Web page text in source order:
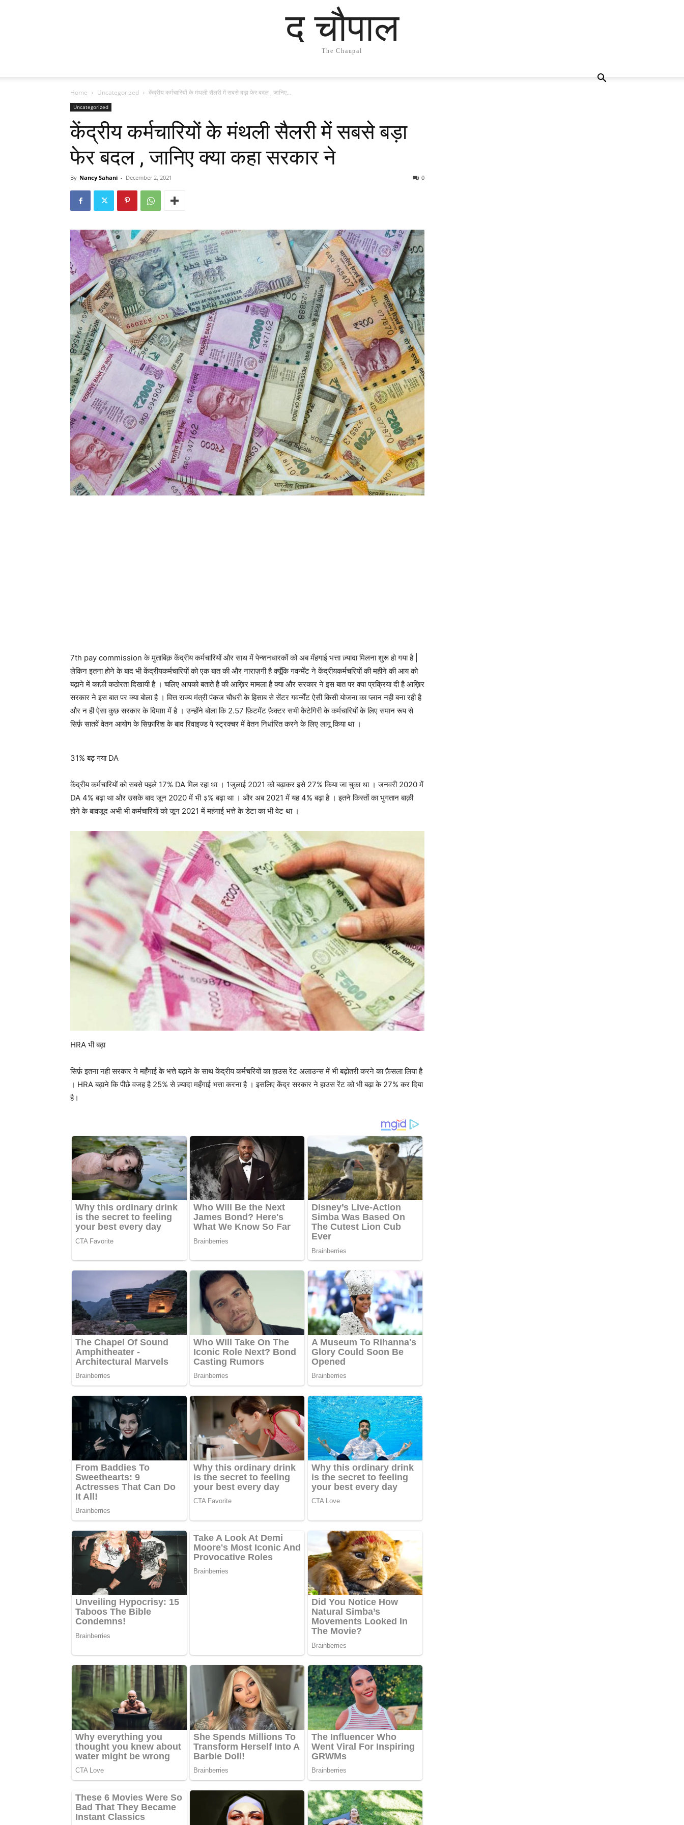
द चौपाल
The Chaupal
Home Uncategorized केंद्रीय कर्मचारियों के मंथली सैलरी में सबसे बड़ा फेर बदल , जानिए...
Uncategorized
केंद्रीय कर्मचारियों के मंथली सैलरी में सबसे बड़ा
फेर बदल , जानिए क्या कहा सरकार ने
By Nancy Sahani - December 2, 2021 0
7th pay commission के मुताबिक़ केंद्रीय कर्मचारियों और साथ में पेन्शनधारकों को अब मँहगाई भत्ता ज़्यादा मिलना शुरू हो गया है |
लेकिन इतना होने के बाद भी केंद्रीयकर्मचारियों को एक बात की और नाराज़गी है क्यूँकि गवर्न्मेंट ने केंद्रीयकर्मचरियों की महीने की आय को
बढ़ाने में काफ़ी कठोरता दिखायी है । चलिए आपको बताते है की आख़िर मामला है क्या और सरकार ने इस बात पर क्या प्रक्रिया दी है आख़िर
सरकार ने इस बात पर क्या बोला है । वित्त राज्य मंत्री पंकज चौधरी के हिसाब से सेंटर गवर्न्मेंट ऐसी किसी योजना का प्लान नही बना रही है
और न ही ऐसा कुछ सरकार के दिमाग़ में है । उन्होंने बोला कि 2.57 फ़िटमेंट फ़ैक्टर सभी कैटेगिरी के कर्मचारियों के लिए समान रूप से
सिर्फ़ सातवें वेतन आयोग के सिफ़ारिश के बाद रिवाइज्ड पे स्ट्रक्चर में वेतन निर्धारित करने के लिए लागू किया था ।
31% बढ़ गया DA
केंद्रीय कर्मचारियों को सबसे पहले 17% DA मिल रहा था । 1जुलाई 2021 को बढ़ाकर इसे 27% किया जा चुका था । जनवरी 2020 में
DA 4% बढ़ा था और उसके बाद जून 2020 में भी ३% बढ़ा था । और अब 2021 में यह 4% बढ़ा है । इतने किस्तों का भुगतान बाक़ी
होने के बावजूद अभी भी कर्मचारियों को जून 2021 में महंगाई भत्ते के डेटा का भी वेट था ।
HRA भी बढ़ा
सिर्फ़ इतना नही सरकार ने महँगाई के भत्ते बढ़ाने के साथ केंद्रीय कर्मचरियों का हाउस रेंट अलाउन्स में भी बढ़ोतरी करने का फ़ैसला लिया है
। HRA बढ़ाने कि पीछे वजह है 25% से ज़्यादा महँगाई भत्ता करना है । इसलिए केंद्र सरकार ने हाउस रेंट को भी बढ़ा के 27% कर दिया
है।